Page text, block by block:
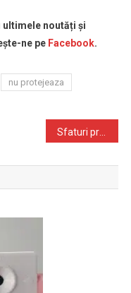
ultimele noutăți și
ne pe Facebook.
nu protejeaza